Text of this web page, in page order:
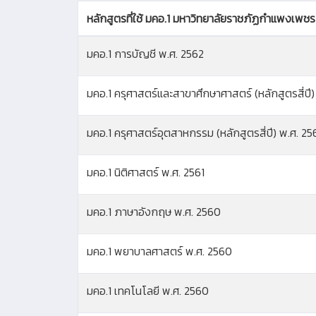
หลักสูตรที่ใช้ มคอ.1 มหาวิทยาลัยราชภัฏกำแพงเพชร
มคอ.1 การบัญชี พ.ศ. 2562
มคอ.1 ครุศาสตร์และสาขาศึกษาศาสตร์ (หลักสูตรสี่ปี
มคอ.1 ครุศาสตร์อุตสาหกรรม (หลักสูตรสี่ปี) พ.ศ.
มคอ.1 นิติศาสตร์ พ.ศ. 2561
มคอ.1 ภาษาอังกฤษ พ.ศ. 2560
มคอ.1 พยาบาลศาสตร์ พ.ศ. 2560
มคอ.1 เทคโนโลยี พ.ศ. 2560